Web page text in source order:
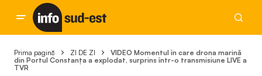
Prima pagină ZI DE ZI
VIDEO Momentul în care drona marină
din Portul Constanța a explodat, surprins într-o transmisiune LIVE a
TVR